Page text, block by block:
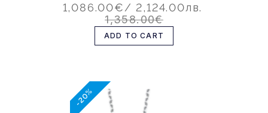
1,086.00€/ 2,124.00лв.
1,358.00€
ADD TO CART
-20%